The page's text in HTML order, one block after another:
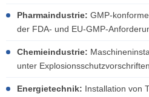
Pharmaindustrie: GMP-
der FDA- und EU-GMP-
Chemieindustrie:
unter
Energietechnik: Installation von